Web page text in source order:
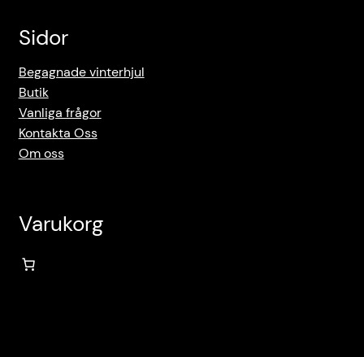
Sidor
Begagnade vinterhjul
Butik
Vanliga frågor
Kontakta Oss
Om oss
Varukorg